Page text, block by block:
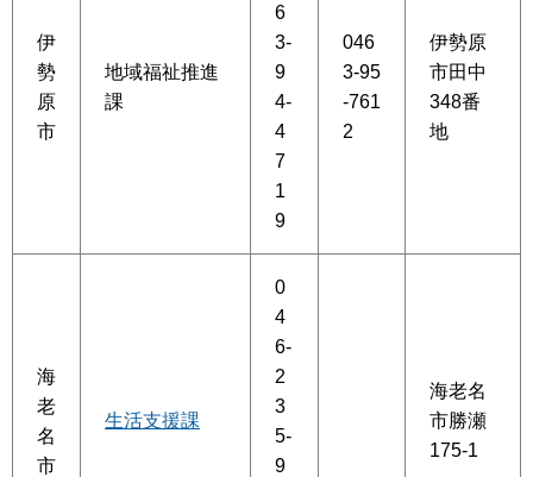
伊
勢
原
市
地域福祉推進
課
6
3-
9
4-
4
7
1
9
046
3-95
-761
2
伊勢原
市田中
348番
地
海
老
名
市
生活支援課
0
4
6-
2
3
5-
9
海老名
市勝瀬
175-1